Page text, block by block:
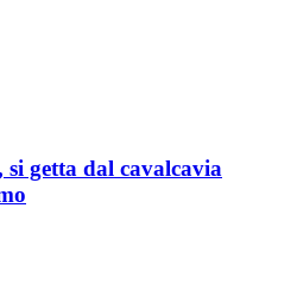
getta dal cavalcavia